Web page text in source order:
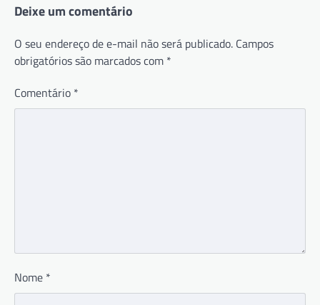
Deixe um comentário
O seu endereço de e-mail não será publicado. Campos
obrigatórios são marcados com *
Comentário *
Nome *